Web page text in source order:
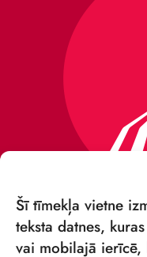
Šī tīmekļa vietne
teksta datnes,
vai mobilajā ierīcē,